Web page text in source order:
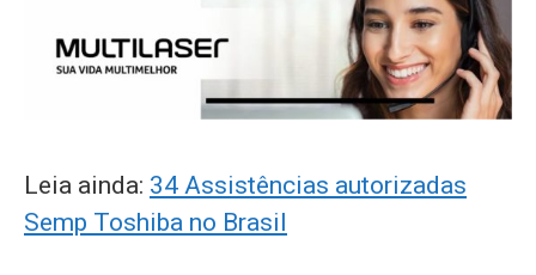
Leia ainda: 34 Assistências autorizadas
Semp Toshiba no Brasil